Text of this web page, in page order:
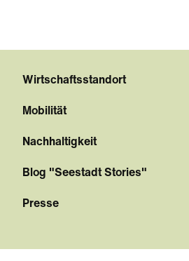
Wirtschaftsstandort
Mobilität
Nachhaltigkeit
Blog "Seestadt Stories"
Presse